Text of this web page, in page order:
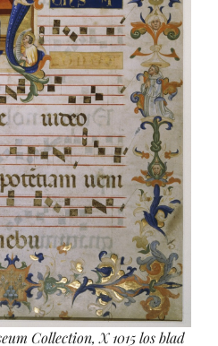
Collection, X 1015 los blad